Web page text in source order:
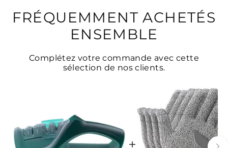
FRÉQUEMMENT ACHETÉS
ENSEMBLE
Complétez votre commande avec cette
sélection de nos clients.